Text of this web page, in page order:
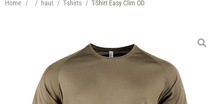
Home / / haut / T-shirts / T-Shirt Easy Clim OD